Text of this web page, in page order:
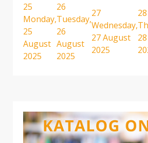
25
Monday,
25
August
2025
26
Tuesday,
26
August
2025
27
Wednesday,
27 August
2025
28